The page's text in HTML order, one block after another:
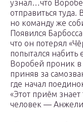
узнал…что
отправиться
но команду же
Появился
что он потерял
попытался
Воробей проник в
приняв за
где начал
«Этот приём
человек —